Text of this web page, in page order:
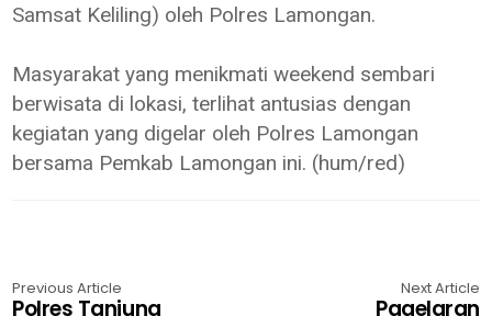
Samsat Keliling) oleh Polres Lamongan.
Masyarakat yang menikmati weekend sembari
berwisata di lokasi, terlihat antusias dengan
kegiatan yang digelar oleh Polres Lamongan
bersama Pemkab Lamongan ini. (hum/red)
Previous Article
Polres Tanjung
Next Article
Pagelaran